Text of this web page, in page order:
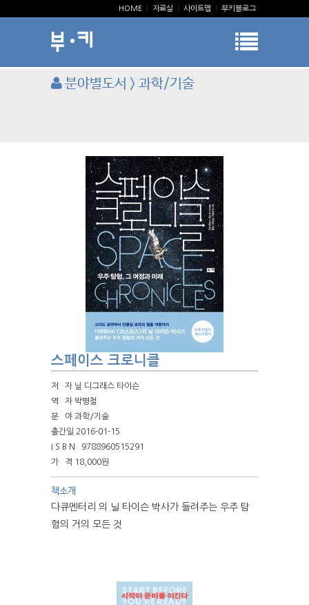
HOME 자료실 사이트맵 부키블로그
분야별도서 > 과학/기술
스페이스 크로니클
저 자 닐 디그래스 타이슨
역 자 박병철
분 야 과학/기술
출간일 2016-01-15
I S B N
9788960515291
가 격 18,000원
책소개
다큐멘터리 의 닐 타이슨 박사가 들려주는 우주 탐
험의 거의 모든 것